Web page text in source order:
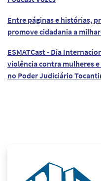
Entre páginas e histórias,
promove cidadania a
ESMATCast - Dia
violência contra mulheres
no Poder Judiciário